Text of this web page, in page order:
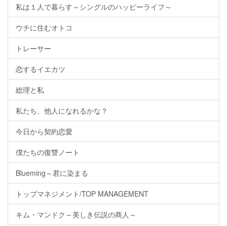
私は１人で暮らす～シングルのハッピーライフ～
ウチに住むオトコ
トレーサー
恋するイエカツ
総理と私
私たち、他人になれるかな？
今日から契約恋愛
僕たちの復讐ノート
Blueming～君に染まる
トップマネジメント/TOP MANAGEMENT
キム・マンドク～美しき伝説の商人～